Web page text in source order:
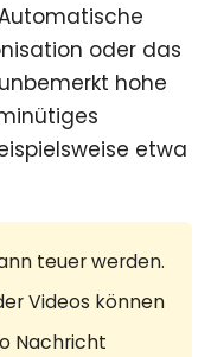
oder das
hohe
etwa
teuer werden.
Videos können
Nachricht